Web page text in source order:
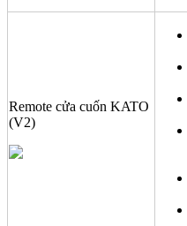
Remote cửa cuốn KATO
(V2)